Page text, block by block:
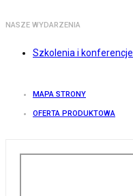
NASZE WYDARZENIA
Szkolenia i konferencje
MAPA STRONY
OFERTA PRODUKTOWA